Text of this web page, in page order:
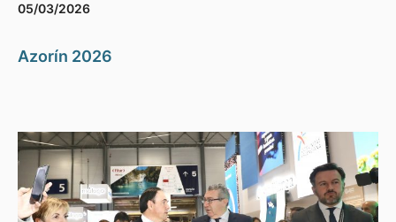
05/03/2026
Azorín 2026